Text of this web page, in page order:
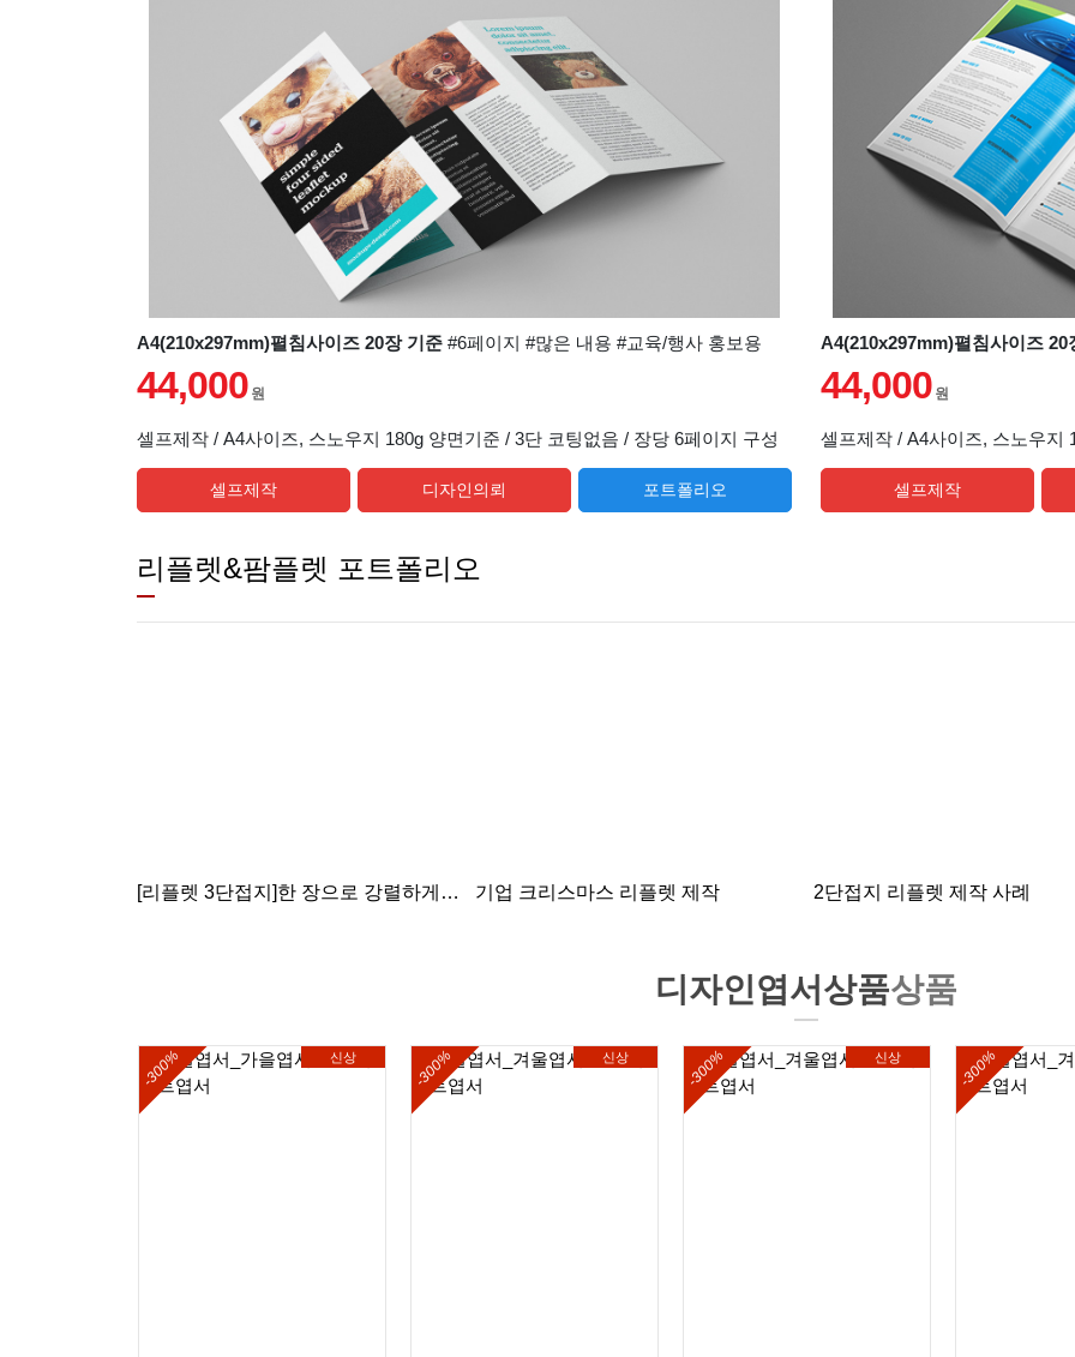
A4(210x297mm)펼침사이즈 20장 기준 #6페이지 #많은 내용 #교육/행사 홍보용
44,000 원
셀프제작 / A4사이즈, 스노우지 180g 양면기준 / 3단 코팅없음 / 장당 6페이지 구성
셀프제작 디자인의뢰 포트폴리오
A4(210x297mm)펼침사이즈 20
44,000 원
셀프제작 / A4사이즈, 스노우지
셀프제작
리플렛&팜플렛 포트폴리오
[리플렛 3단접지]한 장으로 강렬하게,
기업 크리스마스 리플렛 제작 2단접지 리플렛 제작 사례
디자인엽서상품상품
신상
-300% 신상
-300% 신상
-300% -300%